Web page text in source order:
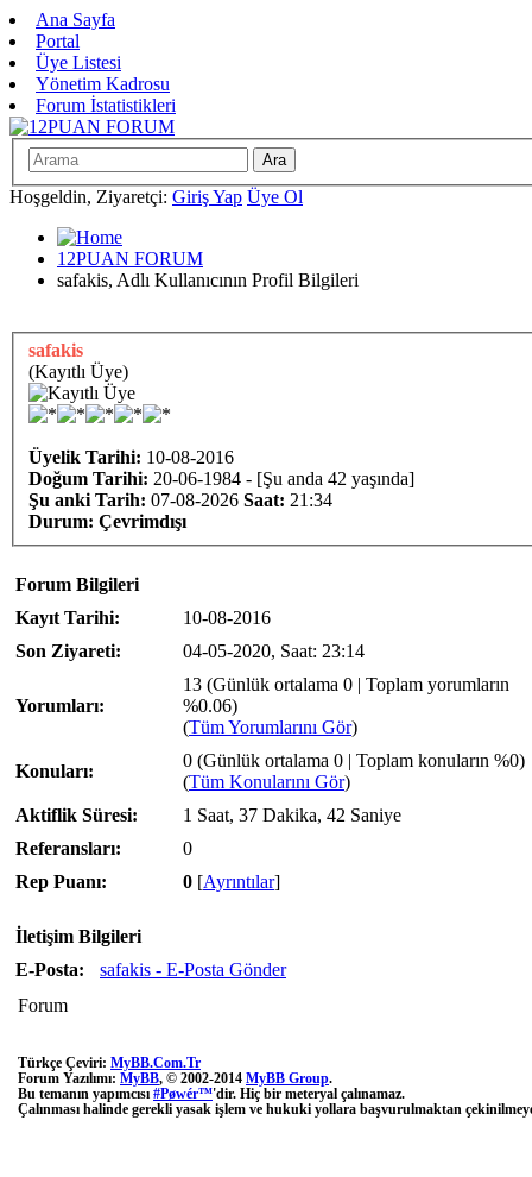
Ana Sayfa
Portal
Üye Listesi
Yönetim Kadrosu
Forum İstatistikleri
Hoşgeldin, Ziyaretçi: Giriş Yap Üye Ol
12PUAN FORUM
safakis, Adlı Kullanıcının Profil Bilgileri
safakis
(Kayıtlı Üye)
Üyelik Tarihi: 10-08-2016
Doğum Tarihi: 20-06-1984 - [Şu anda 42 yaşında]
Şu anki Tarih: 07-08-2026 Saat: 21:34
Durum: Çevrimdışı
Forum Bilgileri
Kayıt Tarihi:
10-08-2016
Son Ziyareti:
04-05-2020, Saat: 23:14
Yorumları:
13 (Günlük ortalama 0 | Toplam yorumların
%0.06)
(Tüm Yorumlarını Gör)
Konuları:
0 (Günlük ortalama 0 | Toplam konuların %0)
(Tüm Konularını Gör)
Aktiflik Süresi:
1 Saat, 37 Dakika, 42 Saniye
Referansları:
0
Rep Puanı:
0 [Ayrıntılar]
İletişim Bilgileri
E-Posta:
safakis - E-Posta Gönder
Forum
Türkçe Çeviri: MyBB.Com.Tr
Forum Yazılımı: MyBB, © 2002-2014 MyBB Group.
Bu temanın yapımcısı #Pøwér™'dir. Hiç bir meteryal çalınamaz.
Çalınması halinde gerekli yasak işlem ve hukuki yollara başvurulmaktan